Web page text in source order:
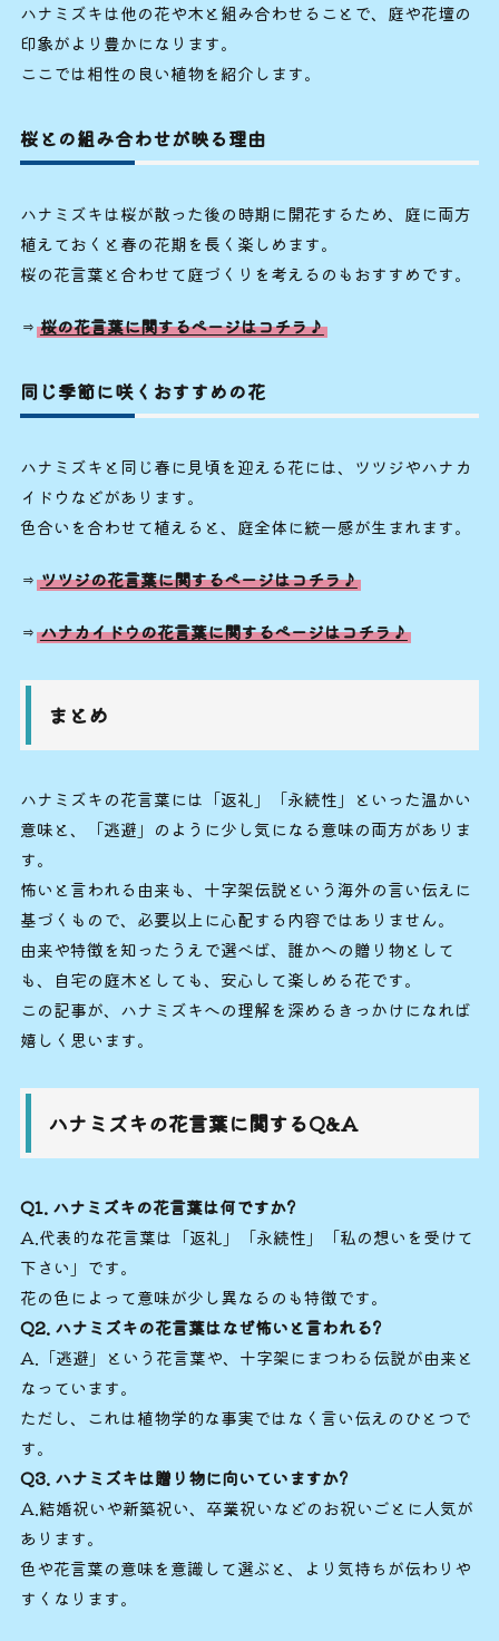
ハナミズキは他の花や木と組み合わせることで、庭や花壇の
印象がより豊かになります。
ここでは相性の良い植物を紹介します。
桜との組み合わせが映る理由
ハナミズキは桜が散った後の時期に開花するため、庭に両方
植えておくと春の花期を長く楽しめます。
桜の花言葉と合わせて庭づくりを考えるのもおすすめです。
⇒ 桜の花言葉に関するページはコチラ♪
同じ季節に咲くおすすめの花
ハナミズキと同じ春に見頃を迎える花には、ツツジやハナカ
イドウなどがあります。
色合いを合わせて植えると、庭全体に統一感が生まれます。
⇒ ツツジの花言葉に関するページはコチラ♪
⇒ ハナカイドウの花言葉に関するページはコチラ♪
まとめ
ハナミズキの花言葉には「返礼」「永続性」といった温かい
意味と、「逃避」のように少し気になる意味の両方がありま
す。
怖いと言われる由来も、十字架伝説という海外の言い伝えに
基づくもので、必要以上に心配する内容ではありません。
由来や特徴を知ったうえで選べば、誰かへの贈り物として
も、自宅の庭木としても、安心して楽しめる花です。
この記事が、ハナミズキへの理解を深めるきっかけになれば
嬉しく思います。
ハナミズキの花言葉に関するQ&A
Q1. ハナミズキの花言葉は何ですか?
A.代表的な花言葉は「返礼」「永続性」「私の想いを受けて
下さい」です。
花の色によって意味が少し異なるのも特徴です。
Q2. ハナミズキの花言葉はなぜ怖いと言われる?
A.「逃避」という花言葉や、十字架にまつわる伝説が由来と
なっています。
ただし、これは植物学的な事実ではなく言い伝えのひとつで
す。
Q3. ハナミズキは贈り物に向いていますか?
A.結婚祝いや新築祝い、卒業祝いなどのお祝いごとに人気が
あります。
色や花言葉の意味を意識して選ぶと、より気持ちが伝わりや
すくなります。